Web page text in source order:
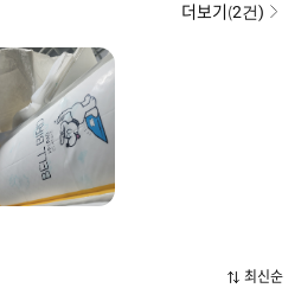
더보기(2건)
최신순